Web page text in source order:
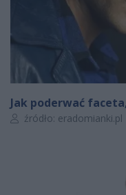
Jak poderwać
Autor artykułu:
źródło: eradomianki.pl